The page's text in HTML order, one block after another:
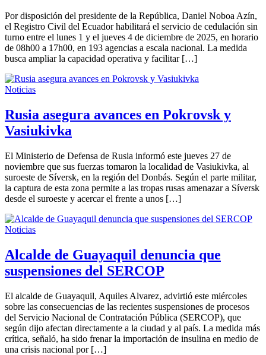
Por disposición del presidente de la República, Daniel Noboa Azín,
el Registro Civil del Ecuador habilitará el servicio de cedulación sin
turno entre el lunes 1 y el jueves 4 de diciembre de 2025, en horario
de 08h00 a 17h00, en 193 agencias a escala nacional. La medida
busca ampliar la capacidad operativa y facilitar […]
Noticias
Rusia asegura avances en Pokrovsk y
Vasiukivka
El Ministerio de Defensa de Rusia informó este jueves 27 de
noviembre que sus fuerzas tomaron la localidad de Vasiukivka, al
suroeste de Síversk, en la región del Donbás. Según el parte militar,
la captura de esta zona permite a las tropas rusas amenazar a Síversk
desde el suroeste y acercar el frente a unos […]
Noticias
Alcalde de Guayaquil denuncia que
suspensiones del SERCOP
El alcalde de Guayaquil, Aquiles Alvarez, advirtió este miércoles
sobre las consecuencias de las recientes suspensiones de procesos
del Servicio Nacional de Contratación Pública (SERCOP), que
según dijo afectan directamente a la ciudad y al país. La medida más
crítica, señaló, ha sido frenar la importación de insulina en medio de
una crisis nacional por […]